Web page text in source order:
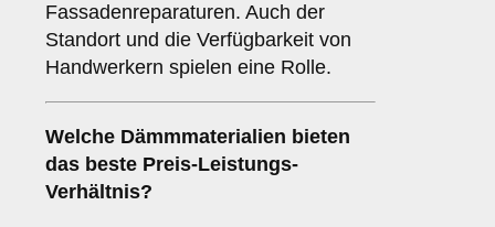
Fassadenreparaturen. Auch der
Standort und die Verfügbarkeit von
Handwerkern spielen eine Rolle.
Welche Dämmmaterialien bieten
das beste Preis-Leistungs-
Verhältnis?